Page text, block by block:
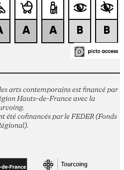
arts contemporains est financé par
Hauts-de-France avec la
été cofinancés par le FEDER (Fonds